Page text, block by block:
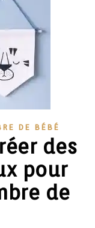
DE BÉBÉ
des
pour
de